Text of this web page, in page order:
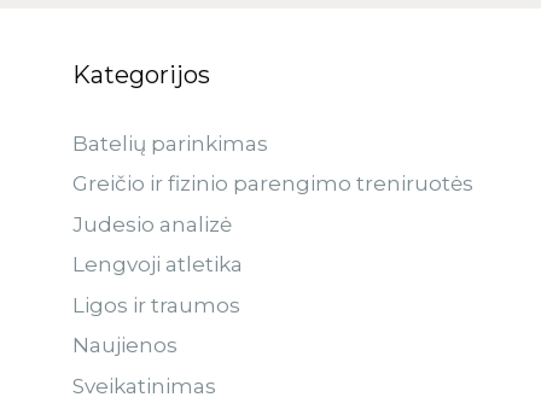
Kategorijos
Batelių parinkimas
Greičio ir fizinio parengimo treniruotės
Judesio analizė
Lengvoji atletika
Ligos ir traumos
Naujienos
Sveikatinimas